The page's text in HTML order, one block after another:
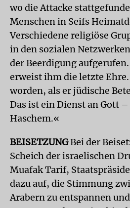
wo die Attacke
Menschen in Seifs
Verschiedene religiöse
in den sozialen
der Beerdigung
erweist ihm die letzte
worden, als er jüdische
Das ist ein Dienst an Gott
Haschem.«
BEISETZUNGBei der
Scheich der israelischen
Muafak Tarif,
dazu auf, die Stimmung
Arabern zu entspannen